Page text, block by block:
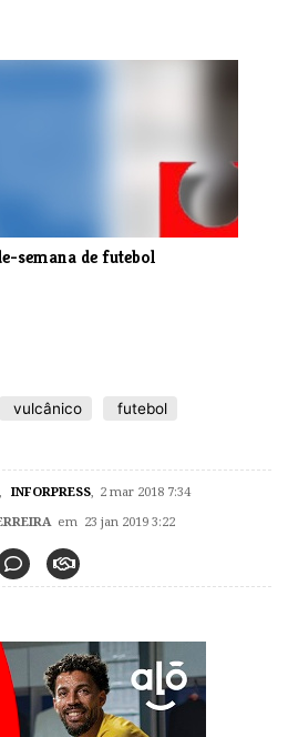
semana de futebol
vulcânico
futebol
INFORPRESS 2 mar 2018 7:34
em 23 jan 2019 3:22